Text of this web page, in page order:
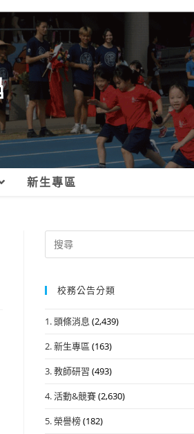
新生專區
Search
for:
校務公告分類
1. 頭條消息 (2,439)
2. 新生專區 (163)
3. 教師研習 (493)
4. 活動&競賽(2,630)
5. 榮譽榜(182)